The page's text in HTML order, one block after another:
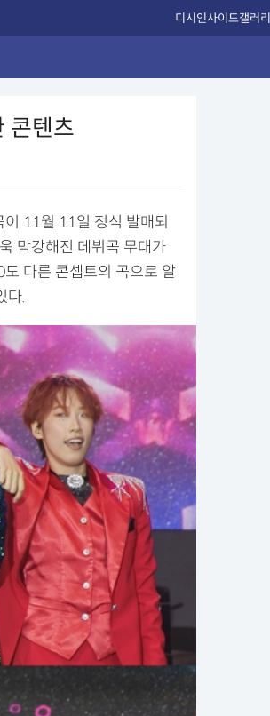
디시인사이드갤러리
콘텐츠
이 11월 11일 정식 발매되
막강해진 데뷔곡 무대가
다른 콘셉트의 곡으로 알
다.